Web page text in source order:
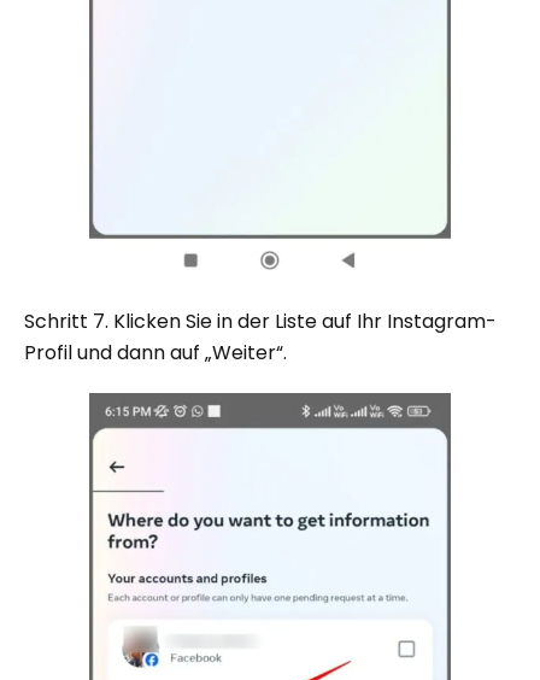
Schritt 7. Klicken Sie in der Liste auf Ihr Instagram-
Profil und dann auf „Weiter“.